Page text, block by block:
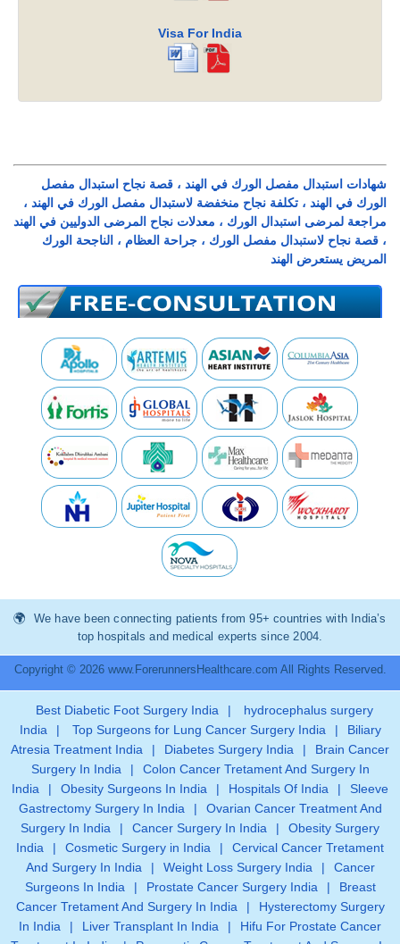
Visa For India
شهادات استبدال مفصل الورك في الهند ، قصة نجاح استبدال مفصل
الورك في الهند ، تكلفة نجاح منخفضة لاستبدال مفصل الورك في الهند ،
مراجعة لمرضى استبدال الورك ، معدلات نجاح المرضى الدوليين في الهند
، قصة نجاح لاستبدال مفصل الورك ، جراحة العظام ، الناجحة الورك
المريض يستعرض الهند
We have been connecting patients from 95+ countries with India’s
top hospitals and medical experts since 2004.
Copyright © 2026 www.ForerunnersHealthcare.com All Rights Reserved.
Best Diabetic Foot Surgery India |
hydrocephalus surgery
India
| Top Surgeons for Lung Cancer Surgery India |
Biliary
Atresia Treatment India
| Diabetes Surgery India |
Brain Cancer
Surgery In India
|
Colon Cancer Tretament And Surgery In
India
| Obesity Surgeons In India | Hospitals Of India |
Sleeve
Gastrectomy Surgery In India
|
Ovarian Cancer Treatment And
Surgery In India
| Cancer Surgery In India |
Obesity Surgery
India
| Cosmetic Surgery in India |
Cervical Cancer Tretament
And Surgery In India
| Weight Loss Surgery India |
Cancer
Surgeons In India
| Prostate Cancer Surgery India |
Breast
Cancer Tretament And Surgery In India
|
Hysterectomy Surgery
In India
| Liver Transplant In India |
Hifu For Prostate Cancer